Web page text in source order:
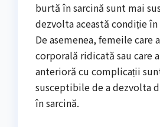
burtă în sarcină sunt mai
dezvolta această condiție
De asemenea, femeile care
corporală ridicată sau care
anterioră cu complicații
susceptibile de a dezvolta
în sarcină.